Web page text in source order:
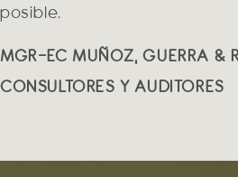
posible.
MGR-EC MUÑOZ, GUERRA &
CONSULTORES Y AUDITORES